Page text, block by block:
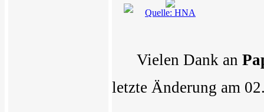
Quelle: HNA
Vielen Dank an
letzte Änderung am